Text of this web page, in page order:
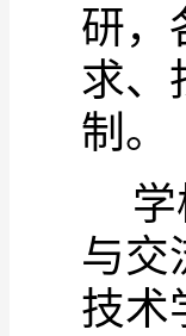
研，
求、
制。
与交
技术